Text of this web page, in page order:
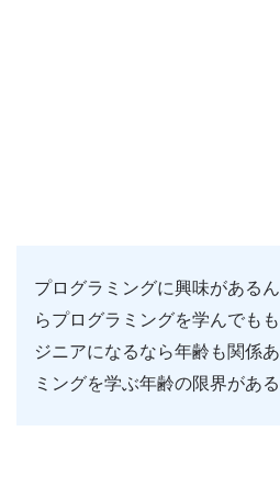
プログラミングに興味がある
らプログラミングを学んでも
ジニアになるなら年齢も関係
ミングを学ぶ年齢の限界があ